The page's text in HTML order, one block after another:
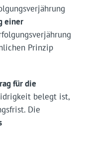
einer
Prinzip
für die
belegt ist,
Die